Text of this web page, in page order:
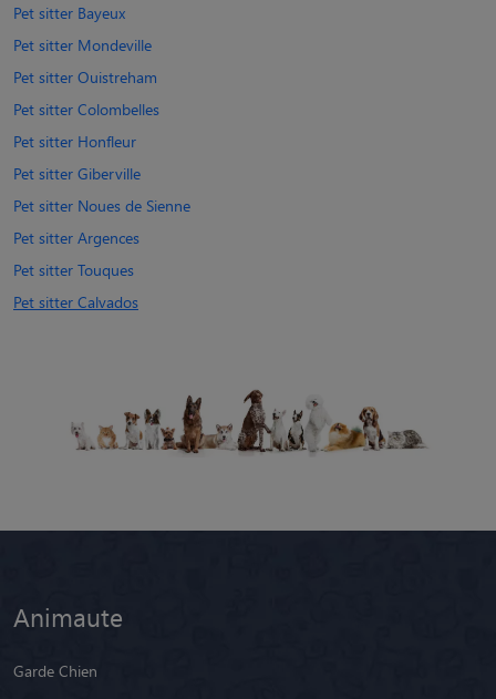
Pet sitter Bayeux
Pet sitter Mondeville
Pet sitter Ouistreham
Pet sitter Colombelles
Pet sitter Honfleur
Pet sitter Giberville
Pet sitter Noues de Sienne
Pet sitter Argences
Pet sitter Touques
Pet sitter Calvados
Animaute
Garde Chien